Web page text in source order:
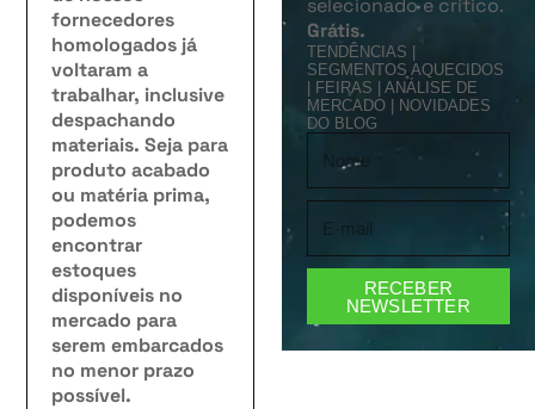
fornecedores
homologados já
voltaram a
trabalhar, inclusive
despachando
materiais. Seja para
produto acabado
ou matéria prima,
podemos
encontrar
estoques
disponíveis no
mercado para
serem embarcados
no menor prazo
possível.
selecionado e crítico.
Grátis.
TENDÊNCIAS |
SEGMENTOS AQUECIDOS
| FEIRAS | ANÁLISE DE
MERCADO | NOVIDADES
DO BLOG
RECEBER
NEWSLETTER